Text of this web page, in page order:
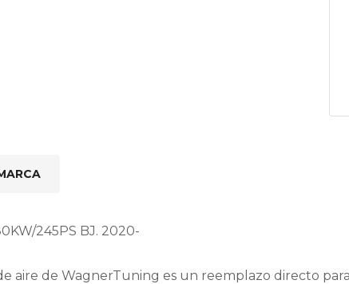
245PS BJ. 2020-
aire de WagnerTuning es un reemplazo directo